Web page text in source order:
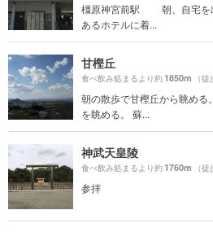
橿原神宮前駅 朝、自宅を
あるホテルに着...
甘樫丘
食べ飲み処まるより約1850m （
朝の散歩で甘樫丘から眺める
を眺める。 蘇...
神武天皇陵
食べ飲み処まるより約1760m （
参拝